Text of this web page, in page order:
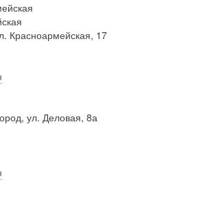
Красноармейская, 17
ул. Деловая, 8а